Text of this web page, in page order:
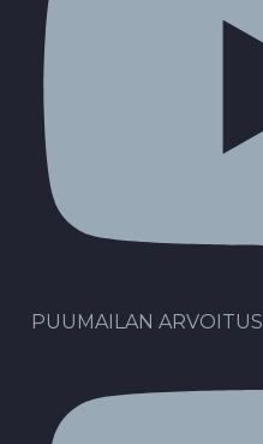
PUUMAILAN ARVOITUS